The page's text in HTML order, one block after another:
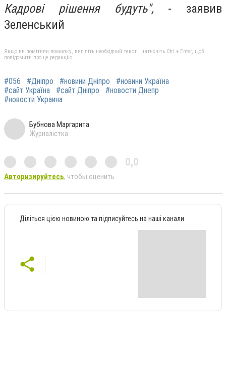
Кадрові рішення будуть", - заявив
Зеленський
Якщо ви помітили помилку, виділіть необхідний текст і натисніть Ctrl + Enter, щоб
повідомити про це редакцію
#056 #Дніпро #новини Дніпро
#новини Україна
#сайт Україна
#сайт Дніпро
#новости Днепр
#новости Украина
Бубнова Маргарита
Журналістка
0,0
Авторизируйтесь, чтобы оценить
Діліться цією новиною та підписуйтесь на наші канали